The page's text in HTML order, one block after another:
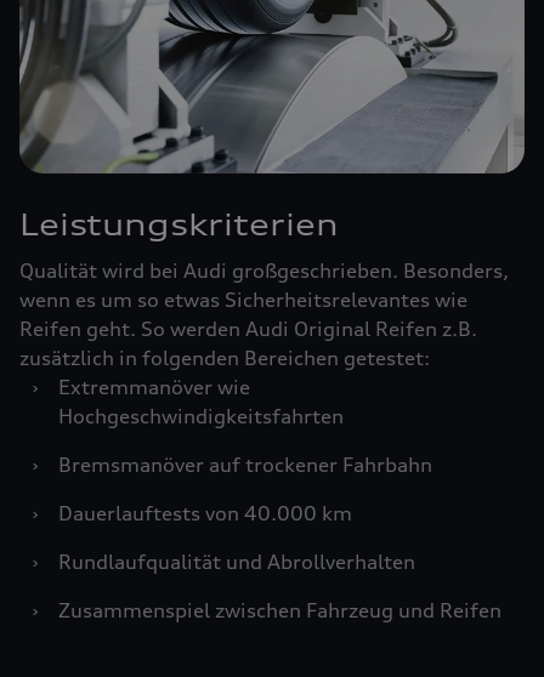
Leistungskriterien
Qualität wird bei Audi großgeschrieben. Besonders,
wenn es um so etwas Sicherheitsrelevantes wie
Reifen geht. So werden Audi Original Reifen z.B.
zusätzlich in folgenden Bereichen getestet:
›
Extremmanöver wie
Hochgeschwindigkeitsfahrten
›
Bremsmanöver auf trockener Fahrbahn
›
Dauerlauftests von 40.000 km
›
Rundlaufqualität und Abrollverhalten
›
Zusammenspiel zwischen Fahrzeug und Reifen